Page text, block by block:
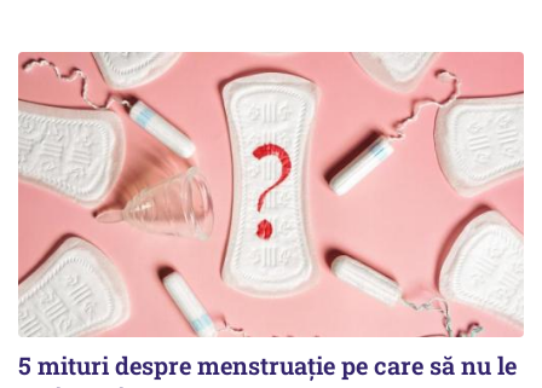
5 mituri despre menstruație pe care să nu le